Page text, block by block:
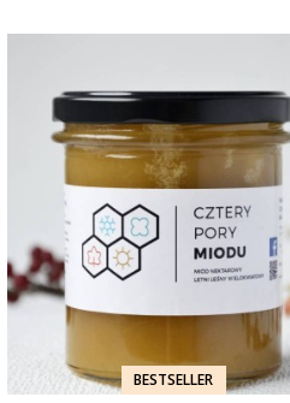
BESTSELLER